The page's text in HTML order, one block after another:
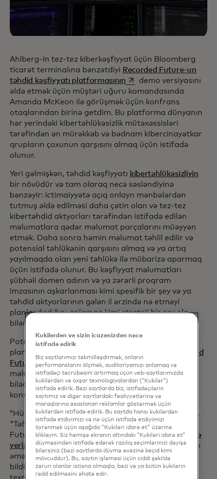
Ahlberg-in tez-tez kiberkəşfiyyat üçün Bloomberg
ticarət terminalına bənzətdiyi Recorded Future-un
təhdid kəşfiyyatı platformasınınopens in a new tab
demo versiyasını
əldə etmək üçün müştəri uğuru komandasında
Amanda McKeon ilə görüşmək üçün konfrans
otaqlarından birinə getdim. Bu platforma dünyanın
hər yerindəki kibertəhlükəsizlik mütəxəssisləri
tərəfindən ən mürəkkəb və bədnam kibercinayətkar
qrupların çoxunun qarşısını almaq üçün istifadə
olunur.
Yeri gəlmişkən, təhdid kəşfiyyatı kibertəhlükəsizliyin
bir növüdür və tam olaraq necə səsləndiyinə
bənzəyir: ictimaiyyətə açıq onlayn mənbələrdən
tutmuş əldə edilməsi daha çətin olan və tez-tez
kibertəhdid aktyorları tərəfindən istifadə edilən
məlumatlara qədər məlumat parçalarını müəyyən
etmək. Daha sonra həmin məlumat təhlil edilir və
potensial təhlükənin qarşısını almaq və ya artıq
yayılmaqda olan yeni təhlükə ilə mübarizə aparmaq
üçün istifadə olunur. Bu kəşfiyyat məlumatları
şübhəli domen adının və ya zərərli proqram
imzasının aşkarlanması kimi spesifik bir şey və ya
təhdid aktyorlarının gələn il ərzində nə etməyi
planlaşdırdığını anlamaq kimi strateji bir şey ola
bilər.
Potensial təhdidlərin araşdırılmasına və
planlaşdırılmasına həmişə ehtiyac olsa da,
Recorded
Future,bu ehtiyacı rəqəmsal dövrə gətirərək və bu
məlumatları tez və qlobal miqyasda təmin edə
biləcək bir platforma yaratmaqla təhdid kəşfiyyatı
konsepsiyasına öncülük etdi.
“Hücumların getdikcə daha da pisləşdiyini görürük.
"Təhdid aktyorları dincəlmirlər", - deyə Recorded
Future müştərisi,Almaniyanın Darmştadt şəhərində
yerləşən Merck KGaAopens in a new tab
şirkətinin kibertəhlükəsizlik
əməliyyatları rəhbəri Kristofer Uilke bu yaxınlarda
bildirib. “Təhdid aktorlarının taktikalarını,
texnikalarını və prosedurlarını anlamağımız bizim
Kukilərdən və sizin icazənizdən necə
istifadə edirik
Biz saytlarımızı təkmilləşdirmək, onların
performanslarını ölçmək, auditoriyamızı anlamaq və
istifadəçi təcrübəsini artırmaq üçün veb-saytlarımızda
kukilərdən və oxşar texnologiyalardan (“Kukilər”)
istifadə edirik. Bəzi saytlarda biz, istifadəçilərin
saytımız və digər saytlardakı fəaliyyətlərinə və
maraqlarına əsaslanan reklamlar göstərmək üçün
kukilərdən istifadə edirik. Bu saytda hansı kukilərdən
istifadə etdiyimizi və nə üçün istifadə etdiyimizi
öyrənmək üçün aşağıda "Kukiləri idarə et" üzərinə
klikləyin. Siz həmişə ekranın altındakı “Kukiləri idarə et”
düyməsindən istifadə edərək razılıq seçimlərinizi dəyişə
bilərsiniz (bəzi saytlarda düymə əvəzinə keçid kimi
mövcuddur). Bu, saytın işləməsi üçün ciddi şəkildə
zəruri olanlar istisna olmaqla, bəzi və ya bütün kukilərin
rədd edilməsini əhatə edir.